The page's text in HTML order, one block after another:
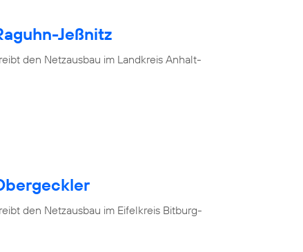
Jeßnitz
den Netzausbau im Landkreis Anhalt-
den Netzausbau im Eifelkreis Bitburg-